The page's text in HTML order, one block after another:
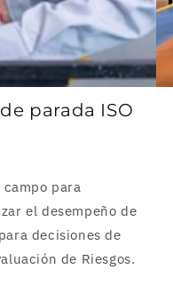
parada ISO
para
el desempeño de
decisiones de
de Riesgos.